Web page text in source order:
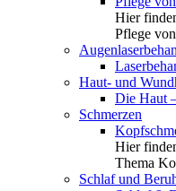
Hier
Pflege
Haut- und
Die Haut
Schmerzen
Hier
Thema
Schlaf und